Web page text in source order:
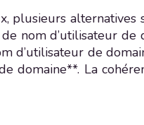
plusieurs alternatives
nom d’utilisateur
d’utilisateur de
domaine**. La